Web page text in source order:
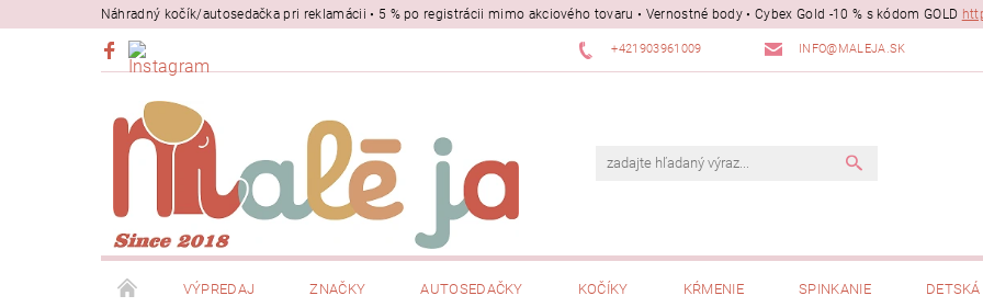
Náhradný kočík/autosedačka pri reklamácii • 5 % po registrácii mimo akciového tovaru • Vernostné body • Cybex Gold -10 % s kódom GOLD
+421903961009 INFO@MALEJA.SK
VÝPREDAJ ZNAČKY AUTOSEDAČKY KOČÍKY KŔMENIE SPINKANIE